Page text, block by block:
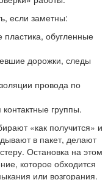
если заметны:
обугленные
дорожки, следы
провода по
группы.
«как получится» и
в пакет, делают
Остановка на этом
которое обходится
или возгорания.